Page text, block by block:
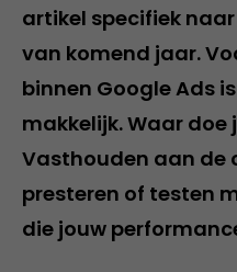
artikel specifiek
van komend jaar.
binnen Google Ads
makkelijk. Waar doe
Vasthouden aan de
presteren of testen
die jouw